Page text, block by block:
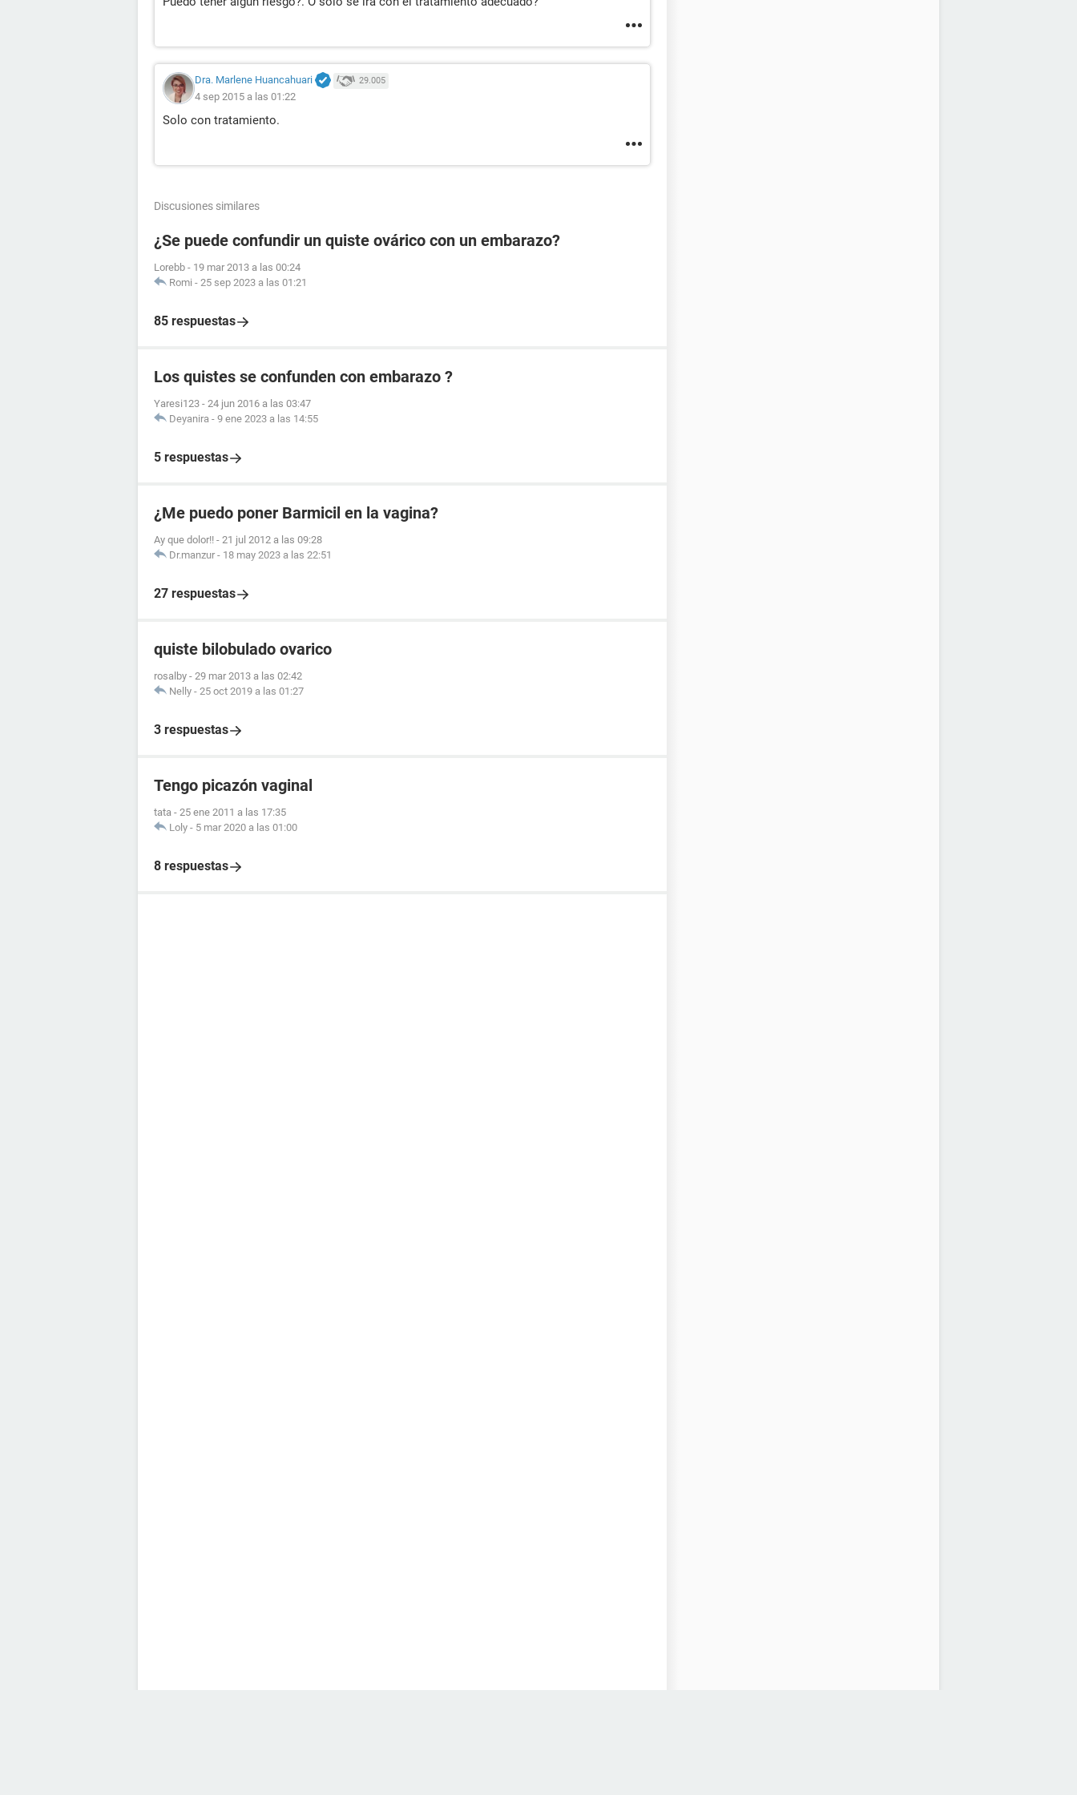
Dra. Marlene Huancahuari 29.005
4 sep 2015 a las 01:22
Solo con tratamiento.
Discusiones similares
¿Se puede confundir un quiste ovárico con un embarazo?
Lorebb - 19 mar 2013 a las 00:24
Romi - 25 sep 2023 a las 01:21
85 respuestas
Los quistes se confunden con embarazo ?
Yaresi123 - 24 jun 2016 a las 03:47
Deyanira - 9 ene 2023 a las 14:55
5 respuestas
¿Me puedo poner Barmicil en la vagina?
Ay que dolor!! - 21 jul 2012 a las 09:28
Dr.manzur - 18 may 2023 a las 22:51
27 respuestas
quiste bilobulado ovarico
rosalby - 29 mar 2013 a las 02:42
Nelly - 25 oct 2019 a las 01:27
3 respuestas
Tengo picazón vaginal
tata - 25 ene 2011 a las 17:35
Loly - 5 mar 2020 a las 01:00
8 respuestas